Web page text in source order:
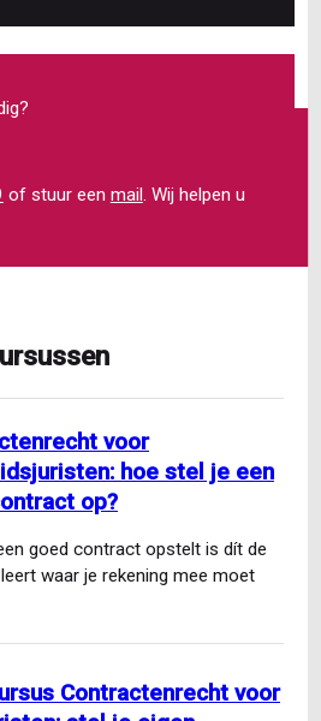
of stuur een mail. Wij helpen u
voor
hoe stel je een
op?
goed contract opstelt is dít de
waar je rekening mee moet
Contractenrecht voor